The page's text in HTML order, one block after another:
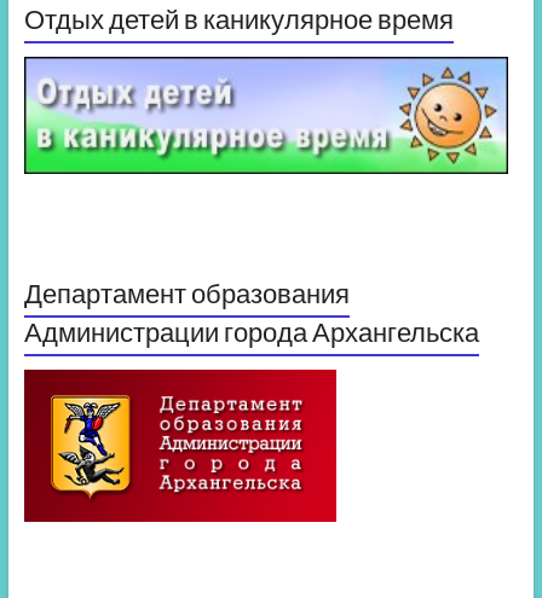
Отдых детей в каникулярное время
Департамент образования
Администрации города Архангельска